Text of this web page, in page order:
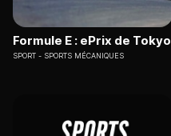
Formule E : ePrix de Tokyo
SPORT SPORTS MÉCANIQUES